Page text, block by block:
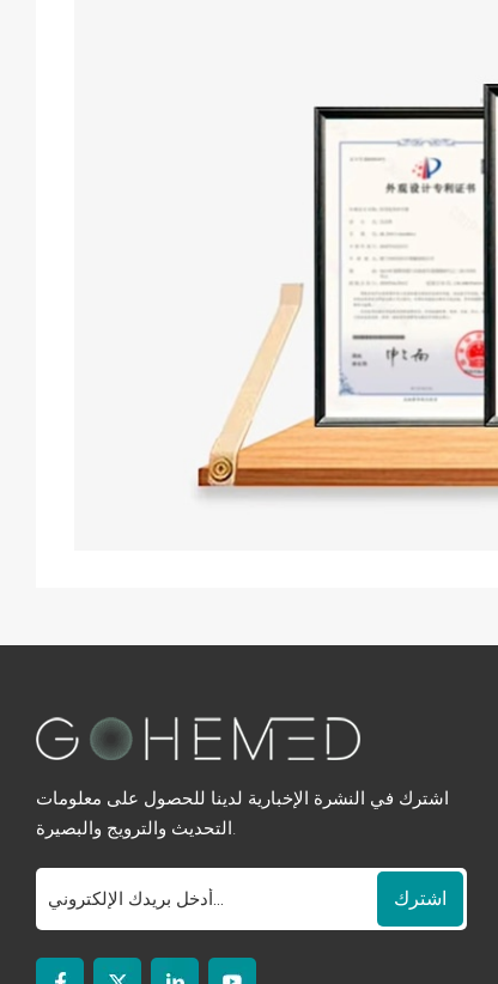
اشترك في النشرة الإخبارية لدينا للحصول على معلومات
التحديث والترويج والبصيرة.